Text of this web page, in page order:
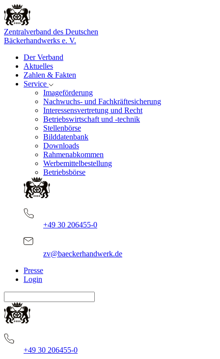
Zentralverband des Deutschen
Bäckerhandwerks e. V.
Der Verband
Aktuelles
Zahlen & Fakten
Service
Imageförderung
Nachwuchs- und Fachkräftesicherung
Interessensvertretung und Recht
Betriebswirtschaft und -technik
Stellenbörse
Bilddatenbank
Downloads
Rahmenabkommen
Werbemittelbestellung
Betriebsbörse
+49 30 206455-0
zv@baeckerhandwerk.de
Presse
Login
+49 30 206455-0